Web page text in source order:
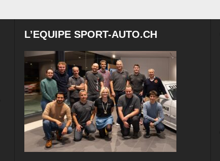
L’EQUIPE SPORT-AUTO.CH